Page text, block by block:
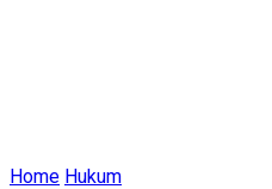
Home Hukum